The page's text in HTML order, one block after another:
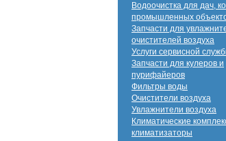
Водоочистка для дач,
промышленных
Запчасти для
очистителей воздуха
Услуги сервисной
Запчасти для кулеров и
пурифайеров
Фильтры воды
Очистители воздуха
Увлажнители воздуха
Климатические
климатизаторы